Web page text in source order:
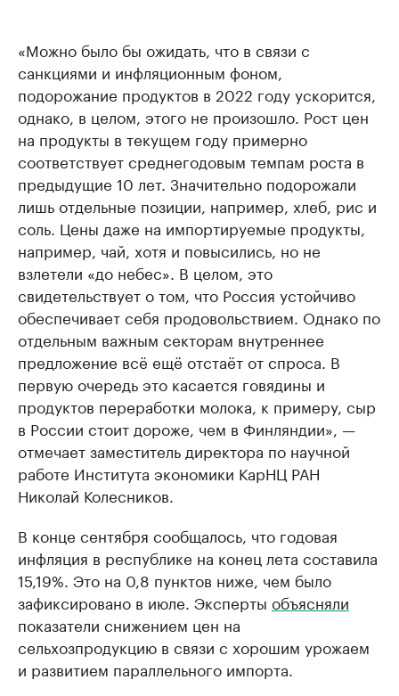
«Можно было бы ожидать, что в связи с
санкциями и инфляционным фоном,
подорожание продуктов в 2022 году ускорится,
однако, в целом, этого не произошло. Рост цен
на продукты в текущем году примерно
соответствует среднегодовым темпам роста в
предыдущие 10 лет. Значительно подорожали
лишь отдельные позиции, например, хлеб, рис и
соль. Цены даже на импортируемые продукты,
например, чай, хотя и повысились, но не
взлетели «до небес». В целом, это
свидетельствует о том, что Россия устойчиво
обеспечивает себя продовольствием. Однако по
отдельным важным секторам внутреннее
предложение всё ещё отстаёт от спроса. В
первую очередь это касается говядины и
продуктов переработки молока, к примеру, сыр
в России стоит дороже, чем в Финляндии», —
отмечает заместитель директора по научной
работе Института экономики КарНЦ РАН
Николай Колесников.
В конце сентября сообщалось, что годовая
инфляция в республике на конец лета составила
15,19%. Это на 0,8 пунктов ниже, чем было
зафиксировано в июле. Эксперты объясняли
показатели снижением цен на
сельхозпродукцию в связи с хорошим урожаем
и развитием параллельного импорта.